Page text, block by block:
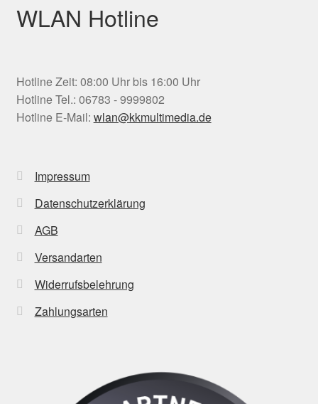
WLAN Hotline
Hotline Zeit: 08:00 Uhr bis 16:00 Uhr
Hotline Tel.: 06783 - 9999802
Hotline E-Mail: wlan@kkmultimedia.de
Impressum
Datenschutzerklärung
AGB
Versandarten
Widerrufsbelehrung
Zahlungsarten